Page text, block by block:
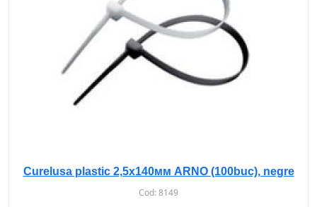
Curelusa plastic 2,5х140мм ARNO (100buc), negre
Cod:8149